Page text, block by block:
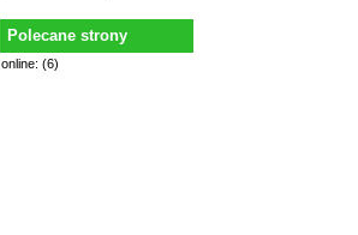
Polecane strony
online: (6)